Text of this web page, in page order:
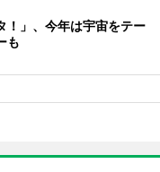
！」、今年は宇宙をテー
も